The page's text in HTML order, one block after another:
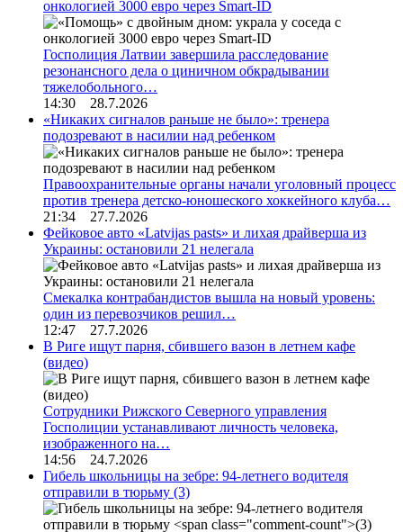
онкологией 3000 евро через Smart-ID
Госполиция Латвии завершила расследование
резонансного дела о циничном обкрадывании
тяжелобольного…
14:30 28.7.2026
«Никаких сигналов раньше не было»: тренера
подозревают в насилии над ребенком
Правоохранительные органы начали уголовный процесс
против тренера детско-юношеского хоккейного клуба…
21:34 27.7.2026
Фейковое авто «Latvijas pasts» и лихая драйверша из
Украины: остановили 21 нелегала
Смекалка контрабандистов вышла на новый уровень:
один из перевозчиков решил…
12:47 27.7.2026
В Риге ищут парня, сбившего вазон в летнем кафе
(видео)
Сотрудники Рижского Северного управления
Госполиции устанавливают личность человека,
изображенного на…
14:56 24.7.2026
Гибель школьницы на зебре: 94-летнего водителя
отправили в тюрьму (3)